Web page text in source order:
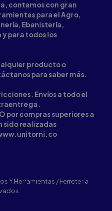
contamos con gran
para el Agro,
Ebanistería,
para todos los
producto o
para saber más.
Envíos a todo el
por compras superiores a
sido realizadas
Y Herramientas / Ferretería